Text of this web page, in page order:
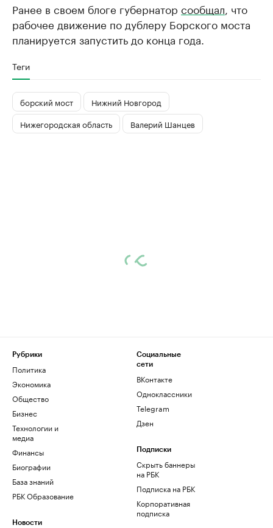
Ранее в своем блоге губернатор сообщал , что
рабочее движение по дублеру Борского моста
планируется запустить до конца года.
Теги
борский мост
Нижний Новгород
Нижегородская область
Валерий Шанцев
Рубрики
Политика
Экономика
Общество
Бизнес
Технологии и
медиа
Финансы
Биографии
База знаний
РБК Образование
Новости
Социальные
сети
ВКонтакте
Одноклассники
Telegram
Дзен
Подписки
Скрыть баннеры
на РБК
Подписка на РБК
Корпоративная
подписка